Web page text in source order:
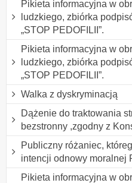
Pikieta informacyjna w
ludzkiego, zbiórka
„STOP PEDOFILII”.
Pikieta informacyjna w
ludzkiego, zbiórka
„STOP PEDOFILII”.
Walka z dyskryminacją
Dążenie do traktowania
bezstronny ,zgodny z
Publiczny różaniec,
intencji odnowy moralnej
Pikieta informacyjna w